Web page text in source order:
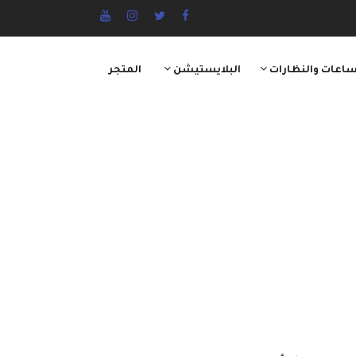
والنظارات البلايستيشن المتجر